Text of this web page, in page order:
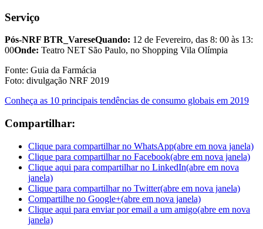
Serviço
Pós-NRF BTR_VareseQuando: 12 de Fevereiro, das 8: 00 às 13:
00Onde: Teatro NET São Paulo, no Shopping Vila Olímpia
Fonte: Guia da Farmácia
Foto: divulgação NRF 2019
Conheça as 10 principais tendências de consumo globais em 2019
Compartilhar:
Clique para compartilhar no WhatsApp(abre em nova janela)
Clique para compartilhar no Facebook(abre em nova janela)
Clique aqui para compartilhar no LinkedIn(abre em nova
janela)
Clique para compartilhar no Twitter(abre em nova janela)
Compartilhe no Google+(abre em nova janela)
Clique aqui para enviar por email a um amigo(abre em nova
janela)